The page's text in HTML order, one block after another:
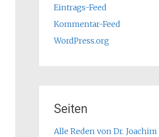
Eintrags-Feed
Kommentar-Feed
WordPress.org
Seiten
Alle Reden von Dr.